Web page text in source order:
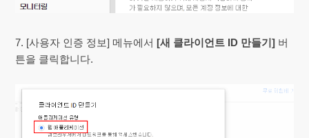
7. [사용자 인증 정보] 메뉴에서 [새 클라이언트 ID 만들기] 버
튼을 클릭합니다.